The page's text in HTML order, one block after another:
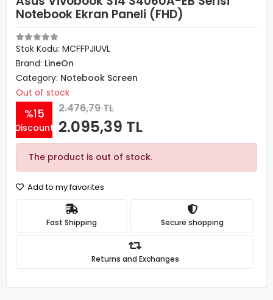
Notebook Ekran Paneli (FHD)
Stok Kodu: MCFFPJIUVL
Brand: LineOn
Category: Notebook Screen
Out of stock
%15
Discount
2.476,79 TL
2.095,39 TL
The product is out of stock.
Add to my favorites
Fast Shipping Secure shopping
Returns and Exchanges